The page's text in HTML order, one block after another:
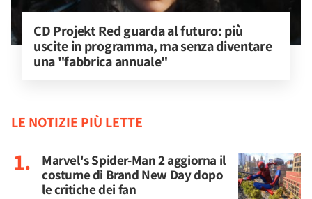
CD Projekt Red guarda al futuro: più
uscite in programma, ma senza diventare
una "fabbrica annuale"
LE NOTIZIE PIÙ LETTE
Marvel's Spider-Man 2 aggiorna il
costume di Brand New Day dopo
le critiche dei fan